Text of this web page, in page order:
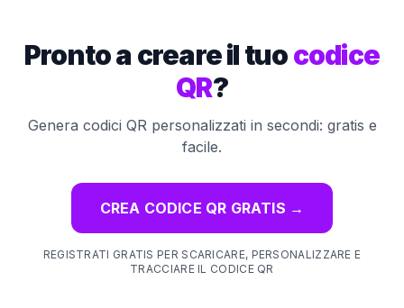
Pronto a creare il tuocodice
QR?
Genera codici QR personalizzati in secondi: gratis e
facile.
CREA CODICE QR GRATIS →
REGISTRATI GRATIS PER SCARICARE, PERSONALIZZARE E
TRACCIARE IL CODICE QR